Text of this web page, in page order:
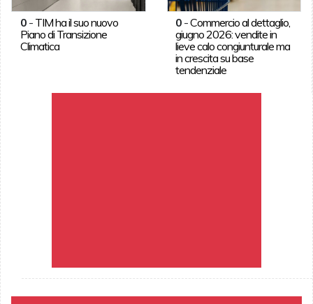
0- TIM ha il suo nuovo
Piano di Transizione
Climatica
0 -Commercio al dettaglio,
giugno 2026: vendite in
lieve calo congiunturale ma
in crescita su base
tendenziale